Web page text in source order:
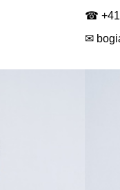
☎ +41
✉